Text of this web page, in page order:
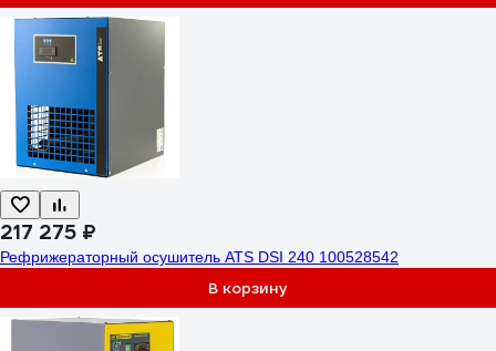
217 275 ₽
Рефрижераторный осушитель ATS DSI 240 100528542
В корзину